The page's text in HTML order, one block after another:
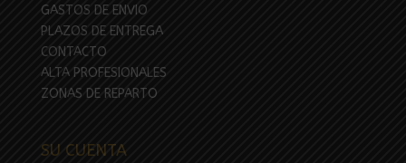
GASTOS DE ENVIO
PLAZOS DE ENTREGA
CONTACTO
ALTA PROFESIONALES
ZONAS DE REPARTO
SU CUENTA